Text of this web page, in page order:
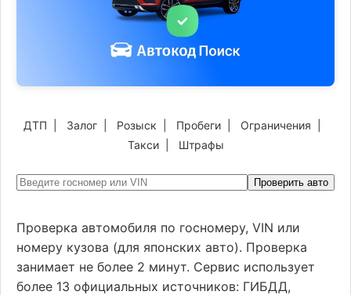
ДТП Залог Розыск Пробеги Ограничения
Такси| Штрафы
Проверить авто
Проверка автомобиля по госномеру, VIN или
номеру кузова (для японских авто). Проверка
занимает не более 2 минут. Сервис использует
более 13 официальных источников: ГИБДД,